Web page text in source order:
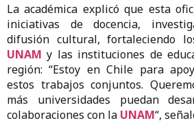
La académica explicó que esta
iniciativas de docencia,
difusión cultural, fortaleciendo
UNAM y las instituciones de
región: “Estoy en Chile para
estos trabajos conjuntos.
más universidades puedan
colaboraciones con la UNAM“,